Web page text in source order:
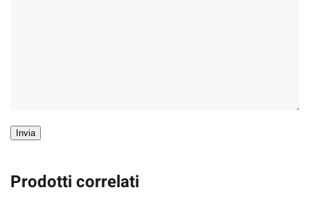
Invia
Prodotti correlati